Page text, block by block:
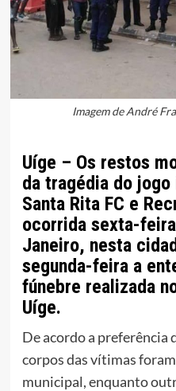
Imagem de André
Uíge – Os restos
da tragédia do
Santa Rita FC e
ocorrida sexta-
Janeiro, nesta
segunda-feira a
fúnebre realizada
Uíge.
De acordo a preferência
corpos das vítimas
municipal, enquanto